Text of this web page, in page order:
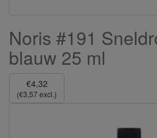
Noris #191
blauw 25 ml
€4,32
(€3,57 excl.)